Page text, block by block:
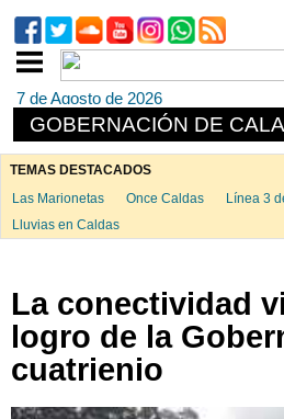
7 de Agosto de 2026
GOBERNACIÓN DE
TEMAS DESTACADOS
Las Marionetas
Once Caldas Línea 3
Lluvias en Caldas
La conectividad
logro de la
cuatrienio